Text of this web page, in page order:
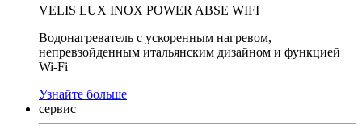
VELIS LUX INOX POWER ABSE WIFI
Водонагреватель с ускоренным нагревом,
непревзойденным итальянским дизайном и функцией
Wi-Fi
Узнайте больше
сервис